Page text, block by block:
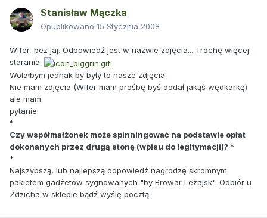
Stanisław Mączka
Opublikowano 15 Stycznia 2008
Wifer, bez jaj. Odpowiedź jest w nazwie zdjęcia... Trochę więcej
starania.
Wolałbym jednak by były to nasze zdjęcia.
Nie mam zdjęcia (Wifer mam prośbę byś dodał jakąś wędkarkę)
ale mam
pytanie:
*
Czy współmałżonek może spinningować na podstawie opłat
dokonanych przez drugą stonę (wpisu do legitymacji)? *
*
Najszybszą, lub najlepszą odpowiedź nagrodzę skromnym
pakietem gadżetów sygnowanych "by Browar Leżajsk". Odbiór u
Zdzicha w sklepie bądź wyślę pocztą.